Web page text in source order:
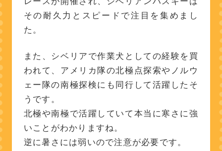
その耐久力とスピードで注目を集めまし
た。
また、シベリアで作業犬としての経験を買
われて、アメリカ隊の北極点探索やノルウ
ェー隊の南極探検にも同行して活躍したそ
うです。
北極や南極で活躍していて本当に寒さに強
いことがわかりますね。
逆に暑さには弱いので注意が必要です。